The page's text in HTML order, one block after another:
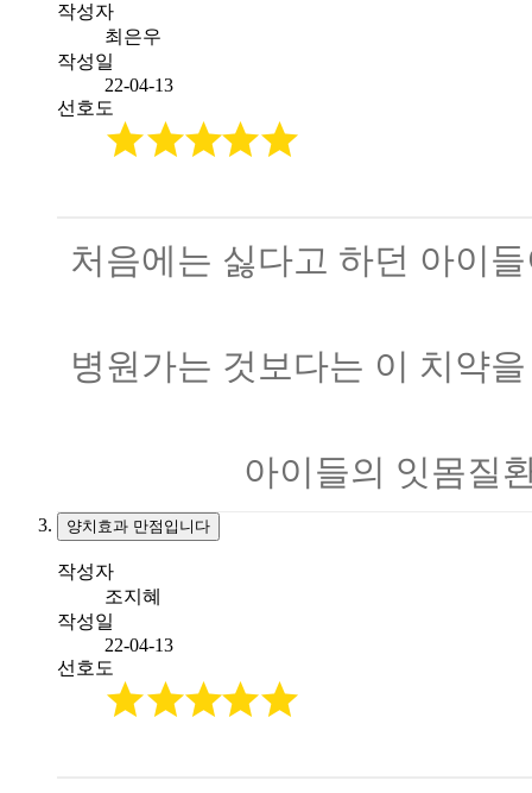
작성자
최은우
작성일
22-04-13
선호도
처음에는 싫다고 하던 아이
병원가는 것보다는 이 치약
아이들의 잇몸질
양치효과 만점입니다
작성자
조지혜
작성일
22-04-13
선호도